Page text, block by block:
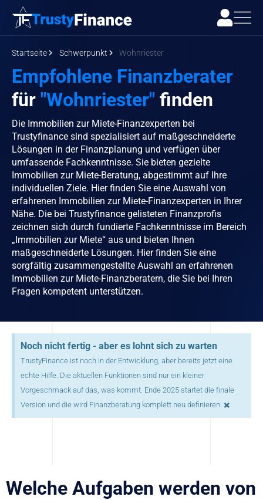
Startseite Schwerpunkt Wohnriester
Empfohlene Finanzberater
für "Wohnriester" finden
Die Immobilien zur Miete-Finanzexperten bei
Trustyfinance sind spezialisiert auf maßgeschneiderte
Lösungen in der Finanzplanung und verfügen über
umfassende Fachkenntnisse. Sie bieten gezielte
Immobilien zur Miete-Beratung, abgestimmt auf Ihre
individuellen Ziele. Hier finden Sie eine Auswahl von
erfahrenen Immobilien zur Miete-Finanzexperten in Ihrer
Nähe. Die bei Trustyfinance gelisteten Finanzprofis
zeichnen sich durch fundierte Fachkenntnisse im Bereich
„Immobilien zur Miete“ aus und bieten Ihnen
maßgeschneiderte Lösungen. Hier finden Sie eine
sorgfältig zusammengestellte Auswahl an erfahrenen
Immobilien zur Miete-Finanzberatern, die Sie bei Ihren
Fragen kompetent unterstützen.
Noch nicht fertig - aber es lohnt sich zu warten
TrustyFinance ist noch in der Entwicklung, aber bereits jetzt eine
echte Hilfe. Die aktuellen Funktionen sind nur ein kleiner
Vorgeschmack auf das, was kommt. Ende 2025 startet die finale
Version und die wird Finanzberatung komplett neu definieren. ×
Welche Aufgaben werden von